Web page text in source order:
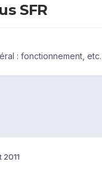
SFR
: fonctionnement, etc.
2011